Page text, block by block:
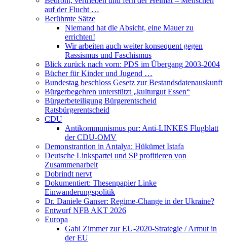
auf der Flucht …
Berühmte Sätze
Niemand hat die Absicht, eine Mauer zu
errichten!
Wir arbeiten auch weiter konsequent gegen
Rassismus und Faschismus
Blick zurück nach vorn: PDS im Übergang 2003-2004
Bücher für Kinder und Jugend …
Bundestag beschloss Gesetz zur Bestandsdatenauskunft
Bürgerbegehren unterstützt „kulturgut Essen“
Bürgerbeteiligung Bürgerentscheid
Ratsbürgerentscheid
CDU
Antikommunismus pur: Anti-LINKES Flugblatt
der CDU-OMV
Demonstrantion in Antalya: Hükümet Istafa
Deutsche Linkspartei und SP profitieren von
Zusammenarbeit
Dobrindt nervt
Dokumentiert: Thesenpapier Linke
Einwanderungspolitik
Dr. Daniele Ganser: Regime-Change in der Ukraine?
Entwurf NFB AKT 2026
Europa
Gabi Zimmer zur EU-2020-Strategie / Armut in
der EU